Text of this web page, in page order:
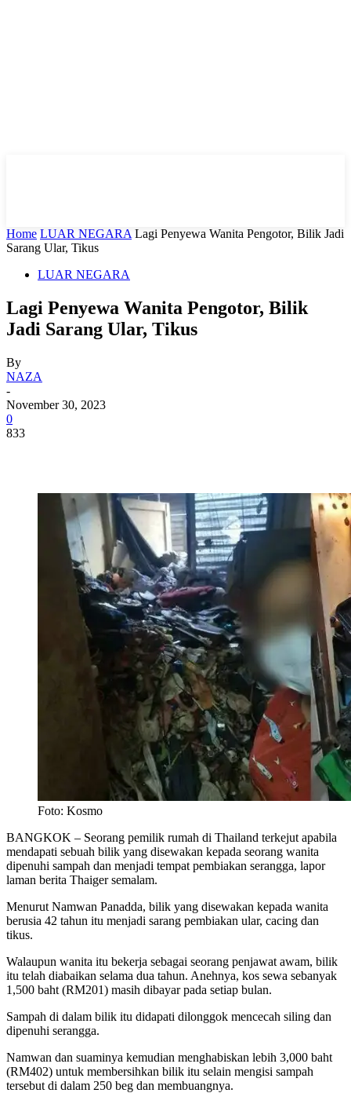
Home LUAR NEGARA Lagi Penyewa Wanita Pengotor, Bilik Jadi
Sarang Ular, Tikus
LUAR NEGARA
Lagi Penyewa Wanita Pengotor, Bilik
Jadi Sarang Ular, Tikus
By
NAZA
-
November 30, 2023
0
833
Foto: Kosmo
BANGKOK – Seorang pemilik rumah di Thailand terkejut apabila
mendapati sebuah bilik yang disewakan kepada seorang wanita
dipenuhi sampah dan menjadi tempat pembiakan serangga, lapor
laman berita Thaiger semalam.
Menurut Namwan Panadda, bilik yang disewakan kepada wanita
berusia 42 tahun itu menjadi sarang pembiakan ular, cacing dan
tikus.
Walaupun wanita itu bekerja sebagai seorang penjawat awam, bilik
itu telah diabaikan selama dua tahun. Anehnya, kos sewa sebanyak
1,500 baht (RM201) masih dibayar pada setiap bulan.
Sampah di dalam bilik itu didapati dilonggok mencecah siling dan
dipenuhi serangga.
Namwan dan suaminya kemudian menghabiskan lebih 3,000 baht
(RM402) untuk membersihkan bilik itu selain mengisi sampah
tersebut di dalam 250 beg dan membuangnya.